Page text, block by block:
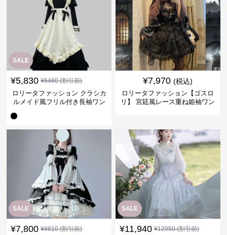
SALE
¥5,830 ¥6480(割引前)
ロリータファッション クラシカ
ルメイド風フリル付き長袖ワン
¥7,970 (税込)
ロリータファッション【ゴスロ
リ】 宮廷風レース重ね姫袖ワン
SALE
¥7,800 ¥8810(割引前)
SALE
¥11,940 ¥12950(割引前)